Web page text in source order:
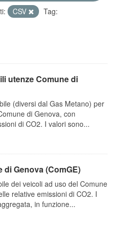
CSV
Tag:
utenze Comune di
(diversi dal Gas Metano) per
di Genova, con
di CO2. I valori sono...
Genova (ComGE)
dei veicoli ad uso del Comune
relative emissioni di CO2. I
in funzione...